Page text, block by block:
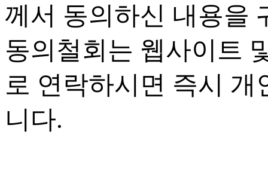
께서 동의하신 내용을
동의철회는 웹사이트
로 연락하시면 즉시
니다.